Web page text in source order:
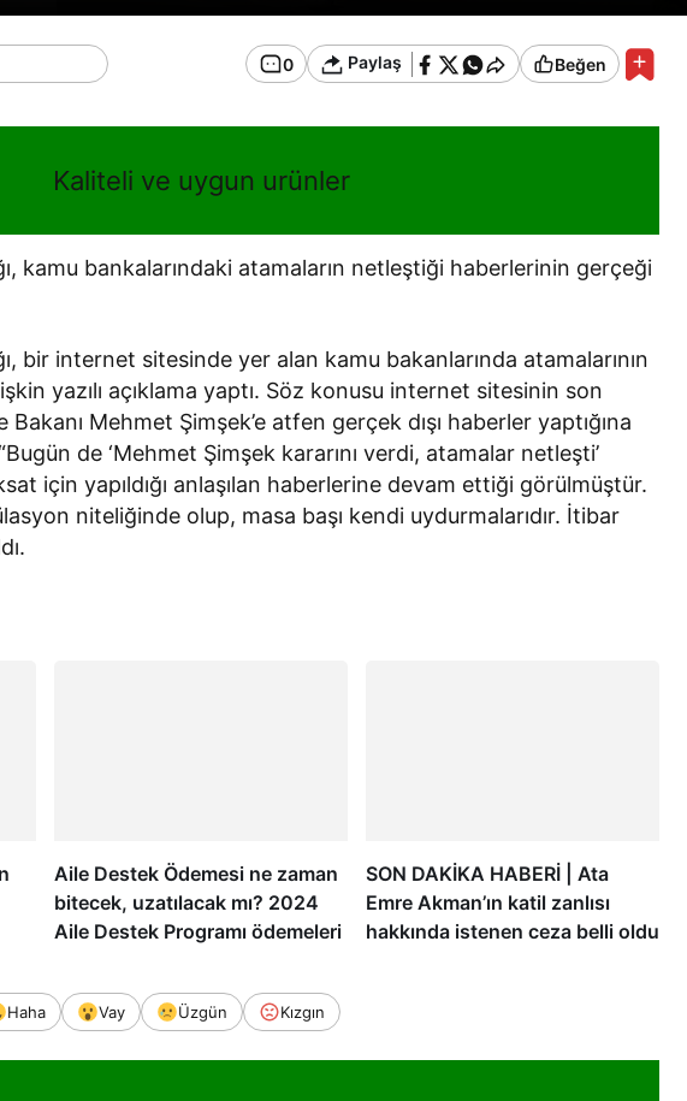
0 Paylaş Beğen
Kaliteli ve uygun urünler
kamu bankalarındaki atamaların netleştiği haberlerinin gerçeği
bir internet sitesinde yer alan kamu bakanlarında atamalarının
yazılı açıklama yaptı. Söz konusu internet sitesinin son
Mehmet Şimşek’e atfen gerçek dışı haberler yaptığına
de ‘Mehmet Şimşek kararını verdi, atamalar netleşti’
için yapıldığı anlaşılan haberlerine devam ettiği görülmüştür.
niteliğinde olup, masa başı kendi uydurmalarıdır. İtibar
Aile Destek Ödemesi ne zaman
bitecek, uzatılacak mı? 2024
Aile Destek Programı ödemeleri
SON DAKİKA HABERİ | Ata
Emre Akman’ın katil zanlısı
hakkında istenen ceza belli oldu
Haha Vay Üzgün Kızgın